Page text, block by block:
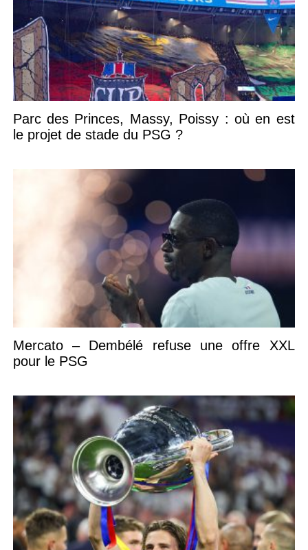
Parc des Princes, Massy, Poissy : où en est
le projet de stade du PSG ?
Mercato – Dembélé refuse une offre XXL
pour le PSG